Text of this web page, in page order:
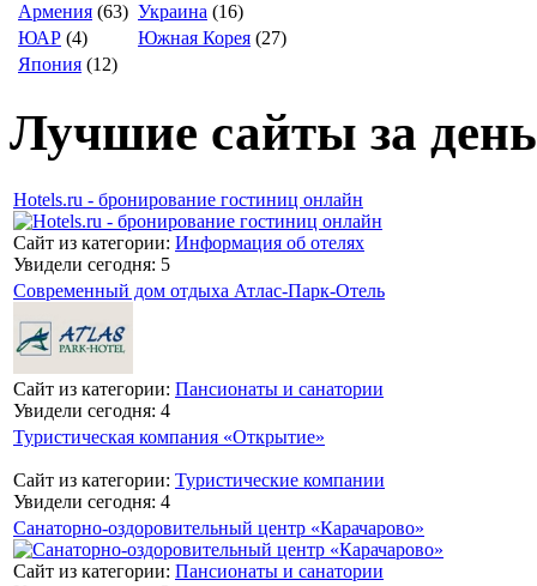
Армения (63) Украина (16)
ЮАР (4) Южная Корея (27)
Япония (12)
Лучшие сайты за день
Hotels.ru - бронирование гостиниц онлайн
Сайт из категории: Информация об отелях
Увидели сегодня: 5
Современный дом отдыха Атлас-Парк-Отель
Сайт из категории: Пансионаты и санатории
Увидели сегодня: 4
Туристическая компания «Открытие»
Сайт из категории: Туристические компании
Увидели сегодня: 4
Санаторно-оздоровительный центр «Карачарово»
Сайт из категории: Пансионаты и санатории